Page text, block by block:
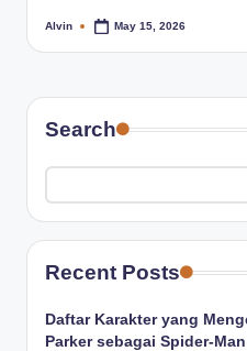
Posted
Alvin May 15, 2026
Search
Recent Posts
Daftar Karakter yang
Parker sebagai Spider-